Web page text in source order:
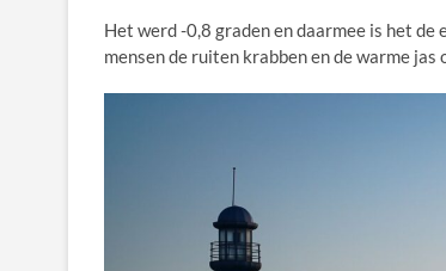
Het werd -0,8 graden en daarmee is het
mensen de ruiten krabben en de warme jas